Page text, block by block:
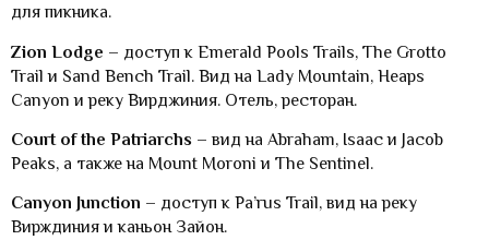
для пикника.
Zion Lodge – доступ к Emerald Pools Trails, The Grotto
Trail и Sand Bench Trail. Вид на Lady Mountain, Heaps
Canyon и реку Вирджиния. Отель, ресторан.
Court of the Patriarchs – вид на Abraham, Isaac и Jacob
Peaks, а также на Mount Moroni и The Sentinel.
Canyon Junction – доступ к Pa’rus Trail, вид на реку
Вирждиния и каньон Зайон.